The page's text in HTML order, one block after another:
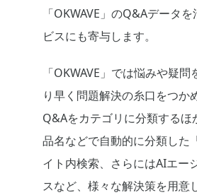
「OKWAVE」のQ&Aデータ
ビスにも寄与します。
「OKWAVE」では悩みや疑問
り早く問題解決の糸口をつか
Q&Aをカテゴリに分類するほ
品名などで自動的に分類した
イト内検索、さらにはAIエー
スなど、様々な解決策を用意